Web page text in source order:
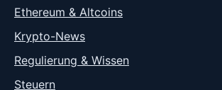
Ethereum & Altcoins
Krypto-News
Regulierung & Wissen
Steuern